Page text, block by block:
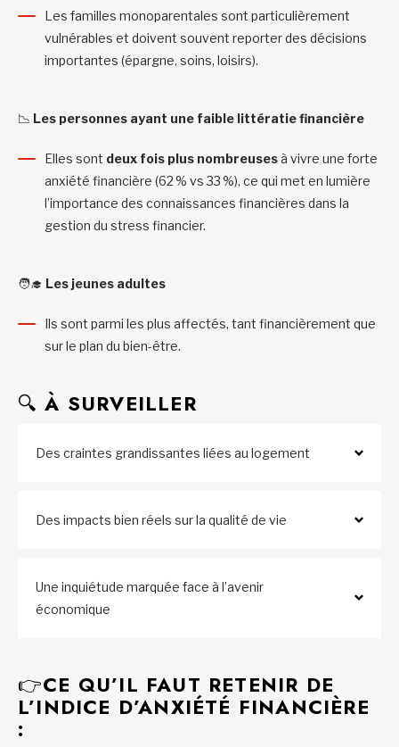
Les familles monoparentales sont particulièrement
vulnérables et doivent souvent reporter des décisions
importantes (épargne, soins, loisirs).
📉 Les personnes ayant une faible littératie financière
Elles sont deux fois plus nombreusesà vivre une forte
anxiété financière (62 % vs 33 %), ce qui met en lumière
l’importance des connaissances financières dans la
gestion du stress financier.
🧑‍🎓 Les jeunes adultes
Ils sont parmi les plus affectés, tant financièrement que
sur le plan du bien-être.
🔍À SURVEILLER
Des craintes grandissantes liées au logement
Des impacts bien réels sur la qualité de vie
Une inquiétude marquée face à l’avenir
économique
👉CE QU’IL FAUT RETENIR DE
L’INDICE D’ANXIÉTÉ FINANCIÈRE
: